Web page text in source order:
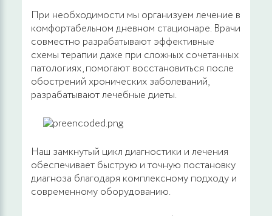
При необходимости мы организуем лечение в
комфортабельном дневном стационаре. Врачи
совместно разрабатывают эффективные
схемы терапии даже при сложных сочетанных
патологиях, помогают восстановиться после
обострений хронических заболеваний,
разрабатывают лечебные диеты.
Наш замкнутый цикл диагностики и лечения
обеспечивает быструю и точную постановку
диагноза благодаря комплексному подходу и
современному оборудованию.